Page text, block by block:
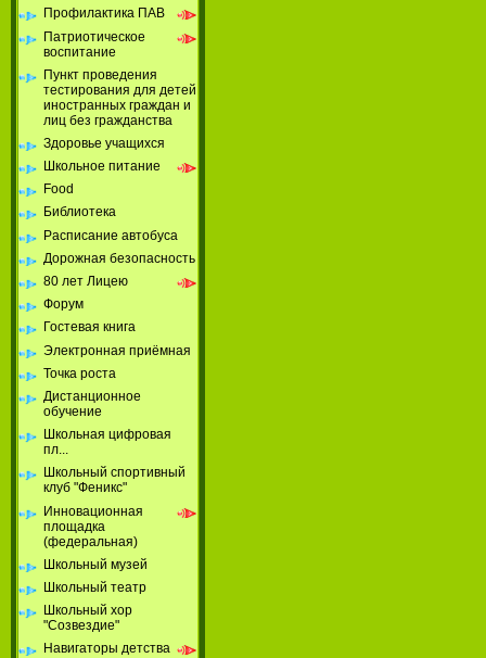
Профилактика ПАВ
Патриотическое
воспитание
Пункт проведения
тестирования для детей
иностранных граждан и
лиц без гражданства
Здоровье учащихся
Школьное питание
Food
Библиотека
Расписание автобуса
Дорожная безопасность
80 лет Лицею
Форум
Гостевая книга
Электронная приёмная
Точка роста
Дистанционное
обучение
Школьная цифровая
пл...
Школьный спортивный
клуб "Феникс"
Инновационная
площадка
(федеральная)
Школьный музей
Школьный театр
Школьный хор
"Созвездие"
Навигаторы детства